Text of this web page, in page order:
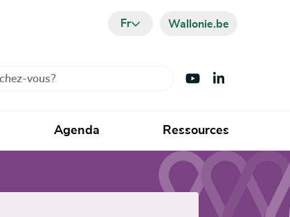
Fr Wallonie.be
Visiter Youtube
Visiter LinkedIn
Agenda Ressources